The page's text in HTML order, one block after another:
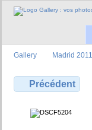
Gallery Madrid 2011
Précédent